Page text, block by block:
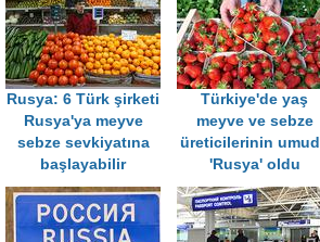
Rusya: 6 Türk şirketi
Rusya'ya meyve
sebze sevkiyatına
başlayabilir
Türkiye'de yaş
meyve ve sebze
üreticilerinin
'Rusya' oldu